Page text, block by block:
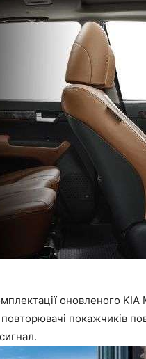
оновленого KIA
покажчиків